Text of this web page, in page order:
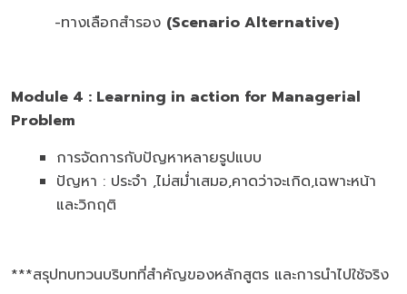
-ทางเลือกสำรอง (Scenario Alternative)
Module 4 : Learning in action for Managerial
Problem
การจัดการกับปัญหาหลายรูปแบบ
ปัญหา : ประจำ ,ไม่สม่ำเสมอ,คาดว่าจะเกิด,เฉพาะหน้า
และวิกฤติ
***สรุปทบทวนบริบทที่สำคัญของหลักสูตร และการนำไปใช้จริง